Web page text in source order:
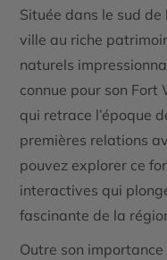
Située dans le sud de
ville au riche
naturels
connue pour son Fort
qui retrace l’époque
premières relations
pouvez explorer ce
interactives qui
fascinante de la
Outre son